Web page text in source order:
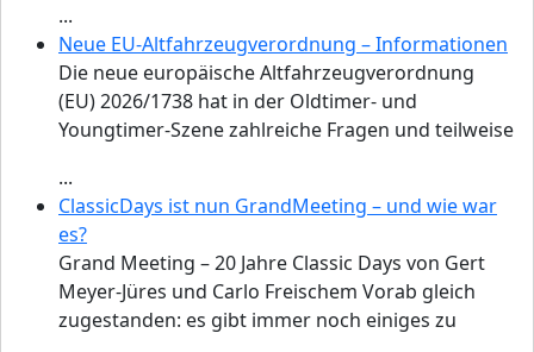
...
Neue EU-Altfahrzeugverordnung – Informationen
Die neue europäische Altfahrzeugverordnung
(EU) 2026/1738 hat in der Oldtimer- und
Youngtimer-Szene zahlreiche Fragen und teilweise
...
ClassicDays ist nun GrandMeeting – und wie war
es?
Grand Meeting – 20 Jahre Classic Days von Gert
Meyer-Jüres und Carlo Freischem Vorab gleich
zugestanden: es gibt immer noch einiges zu